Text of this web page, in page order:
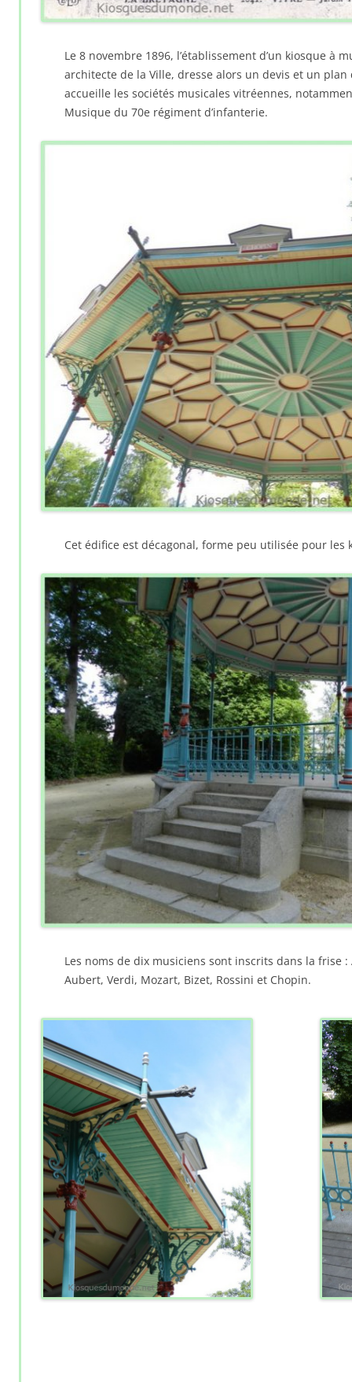
Le 8 novembre 1896, l’établissement d’un kiosque à
architecte de la Ville, dresse alors un devis et un
accueille les sociétés musicales vitréennes,
Musique du 70e régiment d’infanterie.
Cet édifice est décagonal, forme peu utilisée pour les
Les noms de dix musiciens sont inscrits dans la frise
Aubert, Verdi, Mozart, Bizet, Rossini et Chopin.